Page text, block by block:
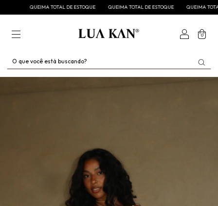
QUEIMA TOTAL DE ESTOQUE QUEIMA TOTAL DE ESTOQUE QUEIMA TOTAL DE
0